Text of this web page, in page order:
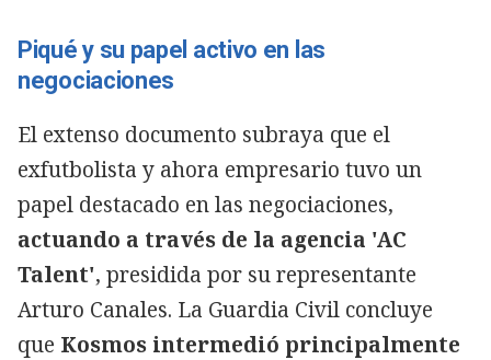
Piqué y su papel activo en las
negociaciones
El extenso documento subraya que el
exfutbolista y ahora empresario tuvo un
papel destacado en las negociaciones,
actuando a través de la agencia 'AC
Talent', presidida por su representante
Arturo Canales. La Guardia Civil concluye
que Kosmos intermedió principalmente